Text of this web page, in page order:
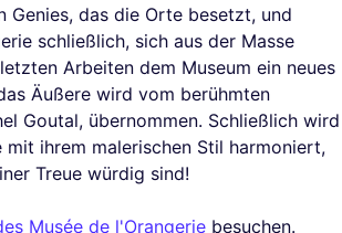
Genies, das die Orte besetzt, und
schließlich, sich aus der Masse
Arbeiten dem Museum ein neues
Äußere wird vom berühmten
Goutal, übernommen. Schließlich wird
ihrem malerischen Stil harmoniert,
Treue würdig sind!
Musée de l'Orangerie besuchen.